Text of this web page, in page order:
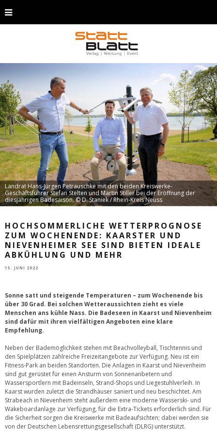
Landrat Hans-Jürgen Petrauschke mit den beiden Kreiswerke-
Geschäftsführer Stefan Stelten und Martin Stiller bei der Eröffnung der
diesjährigen Badesaison. © D. Staniek / Rhein-Kreis Neuss
HOCHSOMMERLICHE WETTERPROGNOSE
ZUM WOCHENENDE: KAARSTER UND
NIEVENHEIMER SEE SIND BIETEN IDEALE
ABKÜHLUNG UND MEHR
15. JUNI 2022
Sonne satt und steigende Temperaturen – zum Wochenende bis
über 30 Grad. Bei solchen Wetteraussichten zieht es viele
Menschen ans kühle Nass. Die Badeseen in Kaarst und Nievenheim
sind dafür mit ihren vielfältigen Angeboten eine klare
Empfehlung.
Neben der Bademöglichkeit stehen mit Beachvolleyball, Tischtennis und
den Spielplätzen zahlreiche Freizeitangebote zur Verfügung. Neu ist ein
Fitness-Park an beiden Standorten. Die Anlagen in Kaarst und Nievenheim
sind gut gerüstet für einen Ansturm von Sonnenanbetern und
Wassersportlern mit Badeinseln, Strand-Shops und Liegestuhlverleih. In
Kaarst wurden zuletzt die Strandhäuser saniert und neu beschichtet. Am
Strabeach in Nievenheim steht außerdem eine moderne Wasserski- und
Wakeboardanlage zur Verfügung, für die Extra-Tickets erforderlich sind. Für
die Sicherheit sorgen die Kreiswerke mit Badeaufsichten; dabei werden sie
von der Deutschen Lebensrettungsgesellschaft (DLRG) unterstützt.